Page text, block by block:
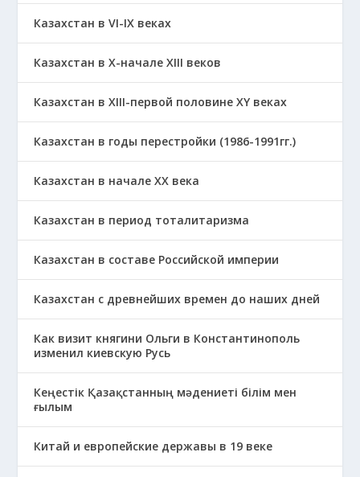
Казахстан в VI-IX веках
Казахстан в X-начале XIII веков
Казахстан в XIII-первой половине ХҮ веках
Казахстан в годы перестройки (1986-1991гг.)
Казахстан в начале ХХ века
Казахстан в период тоталитаризма
Казахстан в составе Российской империи
Казахстан с древнейших времен до наших дней
Как визит княгини Ольги в Константинополь
изменил киевскую Русь
Кеңестік Қазақстанның мәдениеті білім мен
ғылым
Китай и европейские державы в 19 веке